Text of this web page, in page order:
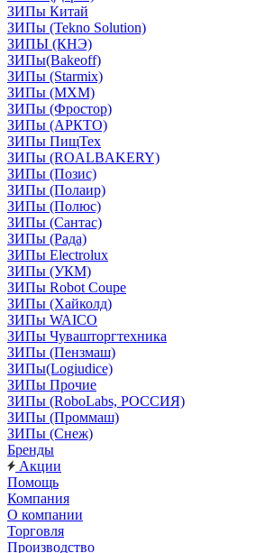
ЗИПы Китай
ЗИПы (Tekno Solution)
ЗИПЫ (КНЭ)
ЗИПы(Bakeoff)
ЗИПы (Starmix)
ЗИПы (МХМ)
ЗИПы (Фростор)
ЗИПы (АРКТО)
ЗИПы ПищТех
ЗИПы (ROALBAKERY)
ЗИПы (Позис)
ЗИПы (Полаир)
ЗИПы (Полюс)
ЗИПы (Сантас)
ЗИПы (Рада)
ЗИПы Electrolux
ЗИПы (УКМ)
ЗИПы Robot Coupe
ЗИПы (Хайколд)
ЗИПы WAICO
ЗИПы Чувашторгтехника
ЗИПы (Пензмаш)
ЗИПы(Logiudice)
ЗИПы Прочие
ЗИПы (RoboLabs, РОССИЯ)
ЗИПы (Проммаш)
ЗИПы (Снеж)
Бренды
Акции
Помощь
Компания
О компании
Торговля
Производство